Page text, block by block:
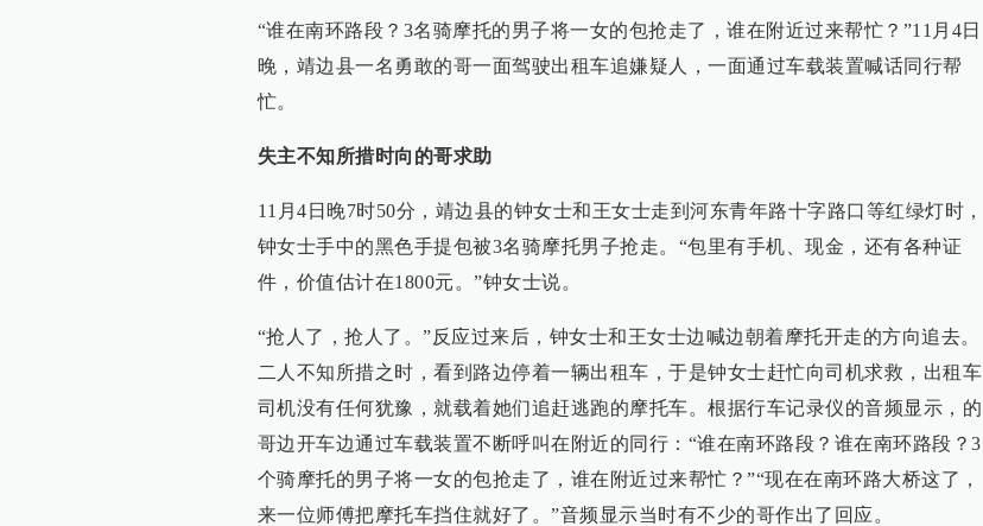
“谁在南环路段？3名骑摩托的男子将一女的包抢走了，谁在附近过来帮忙？”11月4日
晚，靖边县一名勇敢的哥一面驾驶出租车追嫌疑人，一面通过车载装置喊话同行帮
忙。
失主不知所措时向的哥求助
11月4日晚7时50分，靖边县的钟女士和王女士走到河东青年路十字路口等红绿灯时，
钟女士手中的黑色手提包被3名骑摩托男子抢走。“包里有手机、现金，还有各种证
件，价值估计在1800元。”钟女士说。
“抢人了，抢人了。”反应过来后，钟女士和王女士边喊边朝着摩托开走的方向追去。
二人不知所措之时，看到路边停着一辆出租车，于是钟女士赶忙向司机求救，出租车
司机没有任何犹豫，就载着她们追赶逃跑的摩托车。根据行车记录仪的音频显示，的
哥边开车边通过车载装置不断呼叫在附近的同行：“谁在南环路段？谁在南环路段？3
个骑摩托的男子将一女的包抢走了，谁在附近过来帮忙？”“现在在南环路大桥这了，
来一位师傅把摩托车挡住就好了。”音频显示当时有不少的哥作出了回应。